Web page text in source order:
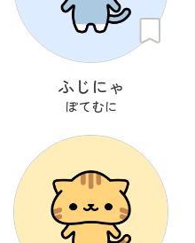
ふじにゃ
ぽてむに